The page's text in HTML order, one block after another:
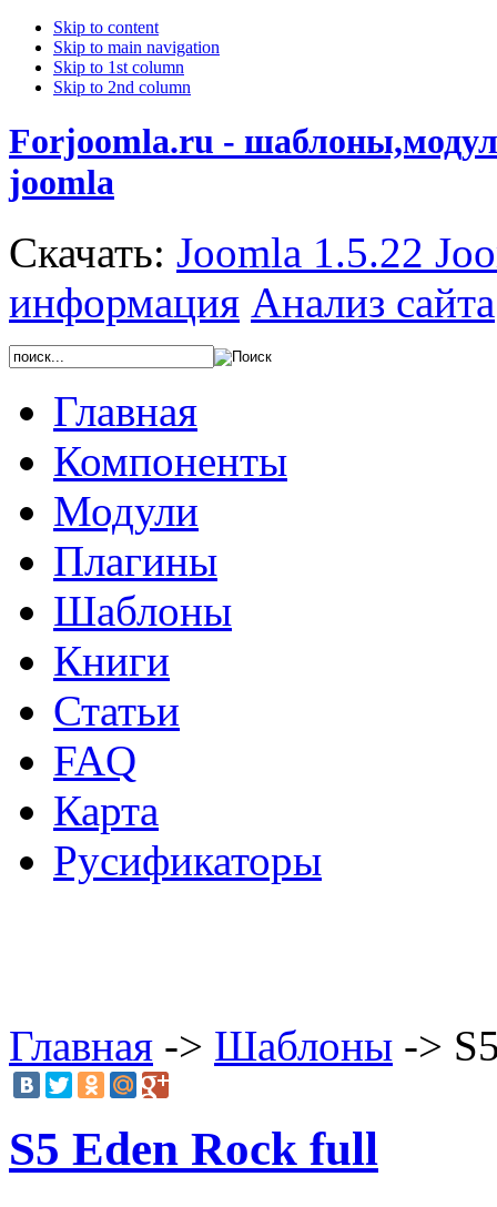
Skip to content
Skip to main navigation
Skip to 1st column
Skip to 2nd column
Forjoomla.ru -
joomla
Скачать: Joomla 1.5.22
информация Анализ сайта
Главная
Компоненты
Модули
Плагины
Шаблоны
Книги
Статьи
FAQ
Карта
Русификаторы
Главная -> Шаблоны ->
S5 Eden Rock full